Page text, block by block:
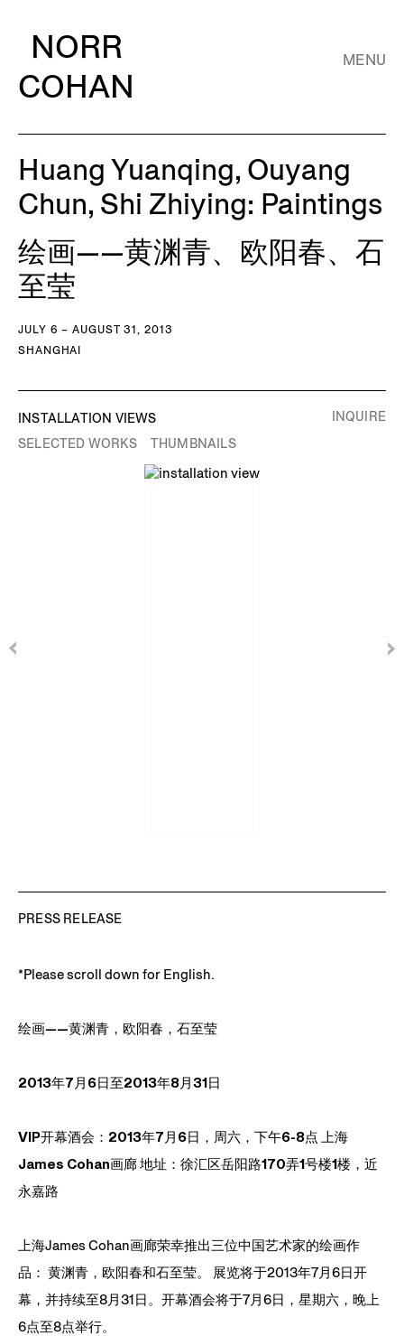
NORR
COHAN
MENU
Huang Yuanqing, Ouyang
Chun, Shi Zhiying: Paintings
绘画——黄渊青、欧阳春、石
至莹
JULY 6 – AUGUST 31, 2013
SHANGHAI
INSTALLATION VIEWS
SELECTED WORKS
THUMBNAILS
INQUIRE
PRESS RELEASE
*Please scroll down for English.
绘画——黄渊青，欧阳春，石至莹
2013年7月6日至2013年8月31日
VIP开幕酒会：2013年7月6日，周六，下午6-8点 上海
James Cohan画廊 地址：徐汇区岳阳路170弄1号楼1楼，近
永嘉路
上海James Cohan画廊荣幸推出三位中国艺术家的绘画作
品： 黄渊青，欧阳春和石至莹。 展览将于2013年7月6日开
幕，并持续至8月31日。开幕酒会将于7月6日，星期六，晚上
6点至8点举行。